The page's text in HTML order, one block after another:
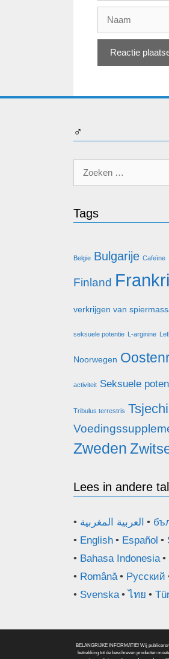
♂
Tags
Belgie Bulgarije Cafeïne
Finland
verkrijgen van
seksuele potentie L-arginine
Noorwegen
activiteit Seksuele
Tribulus terrestris
Zweden
Lees in andere
العربية المغربية
English
Español
Bahasa Indonesia
Română
Русский
Svenska
ไทย
BELANGRIJKE INFORMATIE! Wij
betrekking tot de beschreven producten